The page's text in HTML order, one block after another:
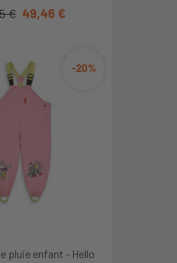
€ 49,46 €
pluie enfant - Hello
-20%